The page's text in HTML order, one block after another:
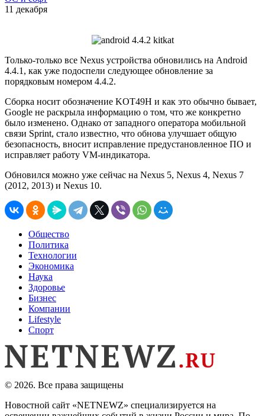
11 декабря
Только-только все Nexus устройства обновились на Android
4.4.1, как уже подоспели следующее обновление за
порядковым номером 4.4.2.
Сборка носит обозначение KOT49H и как это обычно бывает,
Google не раскрыла информацию о том, что же конкретно
было изменено. Однако от западного оператора мобильной
связи Sprint, стало известно, что обнова улучшает общую
безопасность, вносит исправление предустановленное ПО и
исправляет работу VM-индикатора.
Обновился можно уже сейчас на Nexus 5, Nexus 4, Nexus 7
(2012, 2013) и Nexus 10.
Общество
Политика
Технологии
Экономика
Наука
Здоровье
Бизнес
Компании
Lifestyle
Спорт
© 2026. Все права защищены
Новостной сайт «NETNEWZ» специализируется на